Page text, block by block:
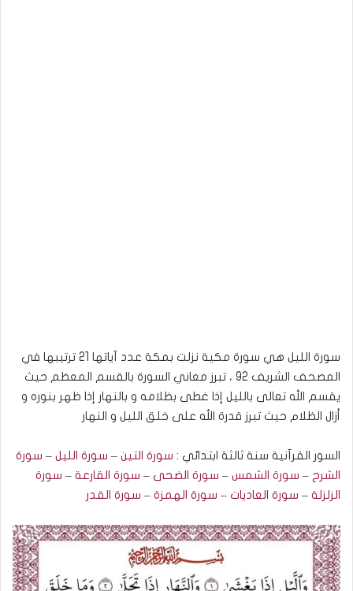
سورة الليل هي سورة مكية نزلت بمكة عدد آياتها 21 ترتيبها في
المصحف الشريف 92 ، تبرز معاني السورة بالقسم المعظم حيث
يقسم الله تعالى بالليل إذا غطى بظلامه و بالنهار إذا ظهر بنوره و
أزال الظلام حيث تبرز قدرة الله على خلق الليل و النهار
السور القرآنية سنة ثالثة ابتدائي : سورة التين – سورة الليل – سورة
الشرح – سورة الشمس – سورة الضحى – سورة القارعة – سورة
الزلزلة – سورة العاديات – سورة الهمزة – سورة القدر